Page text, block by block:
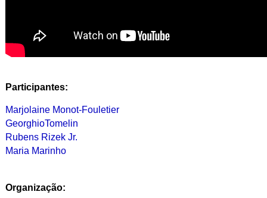
Participantes:
Marjolaine Monot-Fouletier
GeorghioTomelin
Rubens Rizek Jr.
Maria Marinho
Organização: